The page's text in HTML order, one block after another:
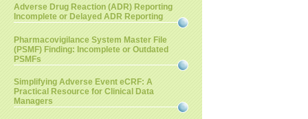
Adverse Drug Reaction (ADR) Reporting
Incomplete or Delayed ADR Reporting
Pharmacovigilance System Master File
(PSMF) Finding: Incomplete or Outdated
PSMFs
Simplifying Adverse Event eCRF: A
Practical Resource for Clinical Data
Managers